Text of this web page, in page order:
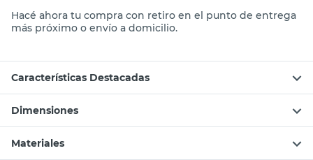
Hacé ahora tu compra con retiro en el punto de entrega
más próximo o envío a domicilio.
Características Destacadas
Dimensiones
Materiales